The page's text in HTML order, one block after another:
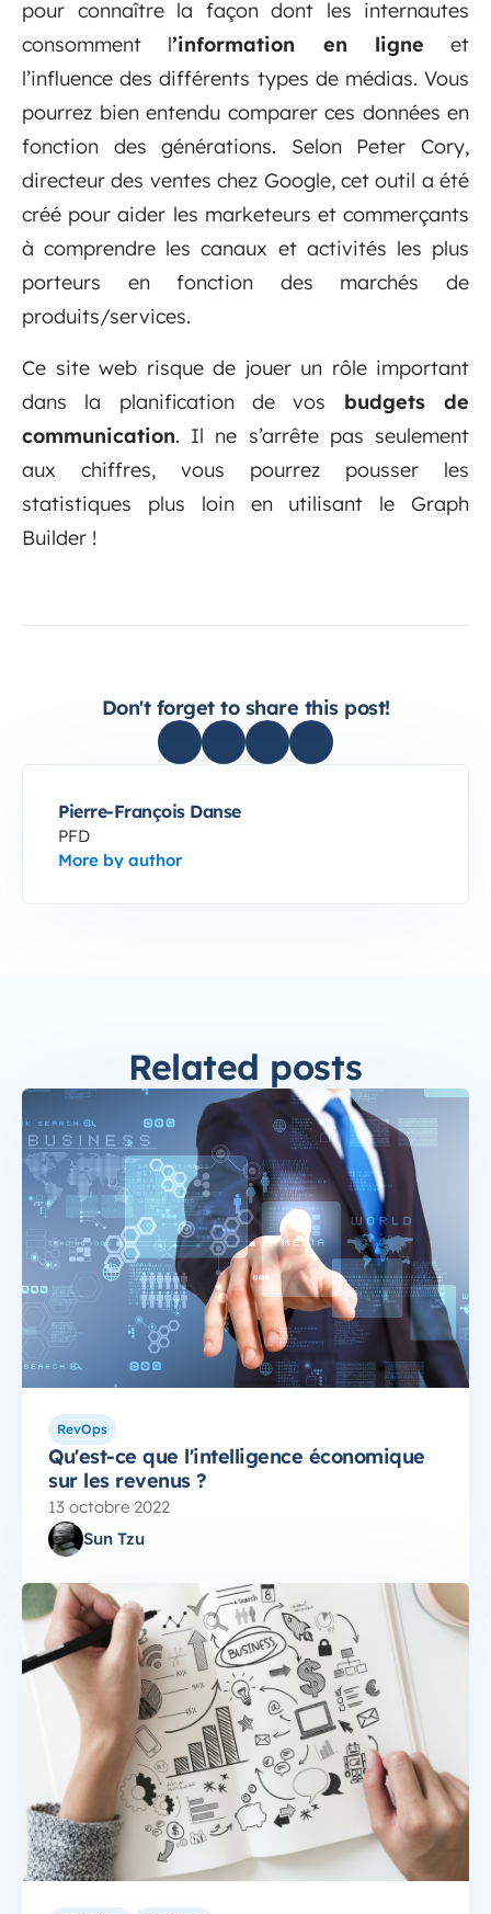
pour connaître la façon dont les internautes
consomment l’information en ligne et
l’influence des différents types de médias. Vous
pourrez bien entendu comparer ces données en
fonction des générations. Selon Peter Cory,
directeur des ventes chez Google, cet outil a été
créé pour aider les marketeurs et commerçants
à comprendre les canaux et activités les plus
porteurs en fonction des marchés de
produits/services.
Ce site web risque de jouer un rôle important
dans la planification de vos budgets de
communication. Il ne s’arrête pas seulement
aux chiffres, vous pourrez pousser les
statistiques plus loin en utilisant le Graph
Builder !
Don't forget to share this post!
Pierre-François Danse
PFD
More by author
Related posts
RevOps
Qu'est-ce que l'intelligence économique
sur les revenus ?
13 octobre 2022
Sun Tzu